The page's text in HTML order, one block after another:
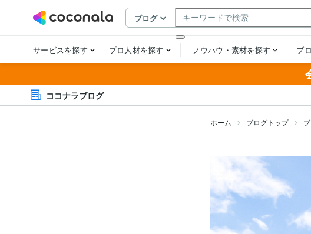
ココナラブログ
ホーム ブログトップ